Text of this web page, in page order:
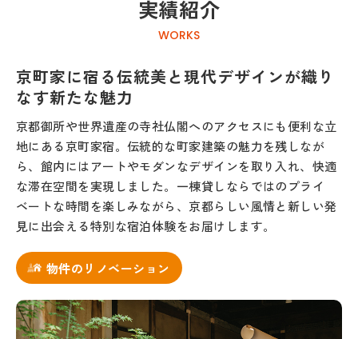
実績紹介
WORKS
京町家に宿る伝統美と現代デザインが織り
なす新たな魅力
京都御所や世界遺産の寺社仏閣へのアクセスにも便利な立
地にある京町家宿。伝統的な町家建築の魅力を残しなが
ら、館内にはアートやモダンなデザインを取り入れ、快適
な滞在空間を実現しました。一棟貸しならではのプライ
ベートな時間を楽しみながら、京都らしい風情と新しい発
見に出会える特別な宿泊体験をお届けします。
物件のリノベーション